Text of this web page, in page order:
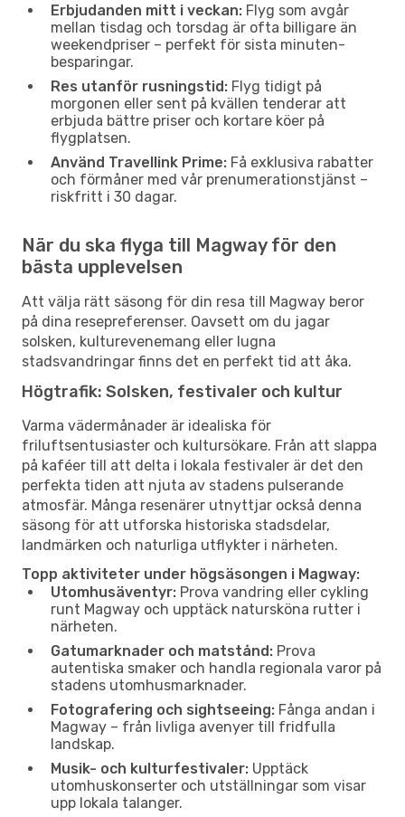
Erbjudanden mitt i veckan: Flyg som avgår
mellan tisdag och torsdag är ofta billigare än
weekendpriser – perfekt för sista minuten-
besparingar.
Res utanför rusningstid: Flyg tidigt på
morgonen eller sent på kvällen tenderar att
erbjuda bättre priser och kortare köer på
flygplatsen.
Använd Travellink Prime: Få exklusiva rabatter
och förmåner med vår prenumerationstjänst –
riskfritt i 30 dagar.
När du ska flyga till Magway för den
bästa upplevelsen
Att välja rätt säsong för din resa till Magway beror
på dina resepreferenser. Oavsett om du jagar
solsken, kulturevenemang eller lugna
stadsvandringar finns det en perfekt tid att åka.
Högtrafik: Solsken, festivaler och kultur
Varma vädermånader är idealiska för
friluftsentusiaster och kultursökare. Från att slappa
på kaféer till att delta i lokala festivaler är det den
perfekta tiden att njuta av stadens pulserande
atmosfär. Många resenärer utnyttjar också denna
säsong för att utforska historiska stadsdelar,
landmärken och naturliga utflykter i närheten.
Topp aktiviteter under högsäsongen i Magway:
Utomhusäventyr: Prova vandring eller cykling
runt Magway och upptäck natursköna rutter i
närheten.
Gatumarknader och matstånd: Prova
autentiska smaker och handla regionala varor på
stadens utomhusmarknader.
Fotografering och sightseeing: Fånga andan i
Magway – från livliga avenyer till fridfulla
landskap.
Musik- och kulturfestivaler: Upptäck
utomhuskonserter och utställningar som visar
upp lokala talanger.